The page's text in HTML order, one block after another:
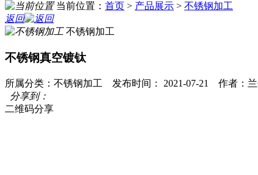
当前位置： 首页 > 产品展示 > 不锈钢加工
返回
不锈钢加工
不锈钢真空镀钛
所属分类：不锈钢加工 发布时间： 2021-07-21 作者：
分享到：
二维码分享